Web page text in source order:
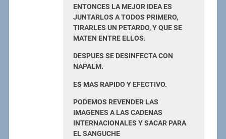
ENTONCES LA MEJOR IDEA ES
JUNTARLOS A TODOS PRIMERO,
TIRARLES UN PETARDO, Y QUE SE
MATEN ENTRE ELLOS.
DESPUES SE DESINFECTA CON
NAPALM.
ES MAS RAPIDO Y EFECTIVO.
PODEMOS REVENDER LAS
IMAGENES A LAS CADENAS
INTERNACIONALES Y SACAR PARA
EL SANGUCHE